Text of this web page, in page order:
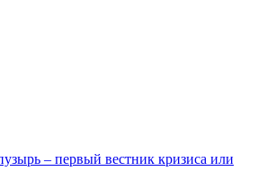
– первый вестник кризиса или